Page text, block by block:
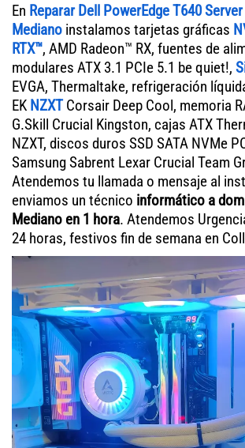
En Reparar Dell PowerEdge T640
Mediano instalamos tarjetas gráficas
RTX™, AMD Radeon™ RX, fuentes de
modulares ATX 3.1 PCIe 5.1 be quiet!,
EVGA, Thermaltake, refrigeración
EK NZXTCorsair Deep Cool, memoria
G.Skill Crucial Kingston, cajas ATX
NZXT, discos duros SSD SATA NVMe
Samsung Sabrent Lexar Crucial Team
Atendemos tu llamada o mensaje al
enviamos un técnico informático a
Mediano en 1 hora. Atendemos
24 horas, festivos fin de semana en